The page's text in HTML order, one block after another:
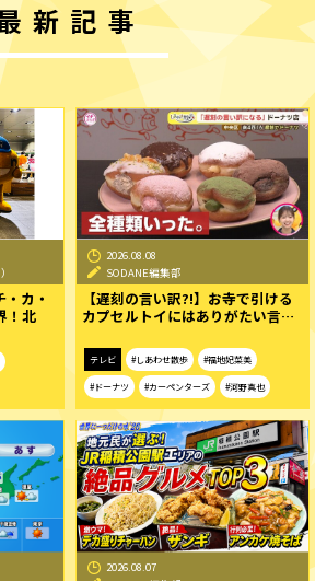
新記事
カ・
！北
2026.08.08
SODANE編集部
【遅刻の言い訳?!】お寺で引ける
カプセルトイにはありがたい言…
テレビ #しあわせ散歩 #福地妃菜美
#ドーナツ #カーペンターズ #河野真也
2026.08.07